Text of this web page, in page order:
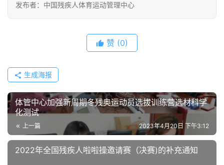
发布者：中国残疾人体育运动管理中心
赞 (0)
生成海报
体管中心加强新周期冬残奥运动员选拔训练营选材科学
化测试
上一篇 2023年4月20日 下午3:12
2022年全国残疾人啦啦操邀请赛（决赛)的补充通知